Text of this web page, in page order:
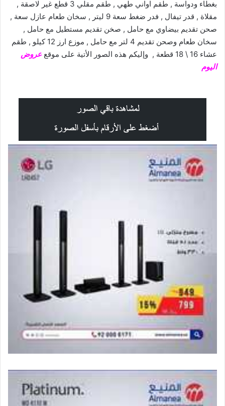
بغطاء ودواسة , طقم اواني طهي , طقم مقلي 3 قطع غير لاصقة ,
مقلاة , قدر تيفال , فدر ضغط سعة 9 ليتر , سخان طعام عازل سعة ,
صحن تقديم بيضاوي مع حامل , صخن تقديم مستطيل مع حامل ,
سخان طعام وصحن تقديم 4 لتر مع حامل , موزع ارز 12 كيلو , طقم
عشاء 16 \ 18 قطعة , وإليكم هذه الصور الأتية على موقع
عروض
اليوم